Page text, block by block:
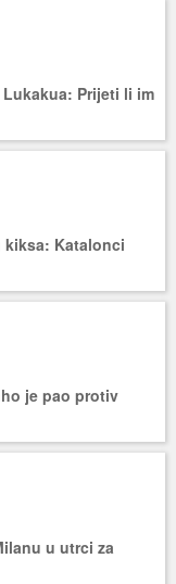
Prijeti li im
kiksa: Katalonci
je pao protiv
u utrci za